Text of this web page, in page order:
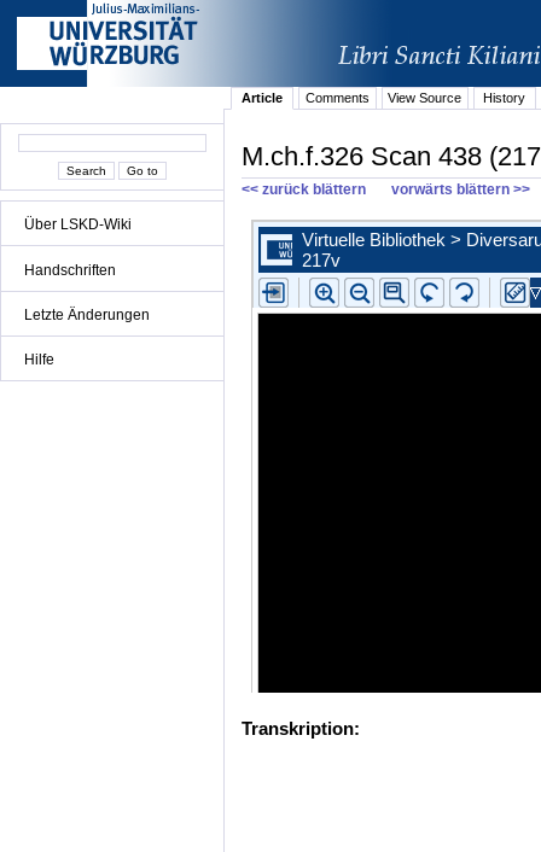
Über LSKD-Wiki
Handschriften
Letzte Änderungen
Hilfe
Article Comments View Source History
M.ch.f.326 Scan 438
<< zurück blättern vorwärts blättern >>
Transkription: